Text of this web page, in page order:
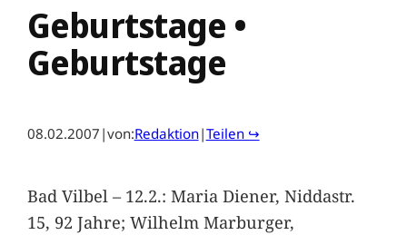
Geburtstage •
Geburtstage
08.02.2007 |von:Redaktion|Teilen ↪
Bad Vilbel – 12.2.: Maria Diener, Niddastr.
15, 92 Jahre; Wilhelm Marburger,